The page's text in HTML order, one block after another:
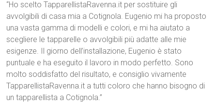
“Ho scelto TapparellistaRavenna.it per sostituire gli
avvolgibili di casa mia a Cotignola. Eugenio mi ha proposto
una vasta gamma di modelli e colori, e mi ha aiutato a
scegliere le tapparelle o avvolgibili più adatte alle mie
esigenze. Il giorno dell’installazione, Eugenio è stato
puntuale e ha eseguito il lavoro in modo perfetto. Sono
molto soddisfatto del risultato, e consiglio vivamente
TapparellistaRavenna.it a tutti coloro che hanno bisogno di
un tapparellista a Cotignola.”